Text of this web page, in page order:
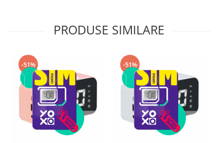
PRODUSE SIMILARE
-51% -51%